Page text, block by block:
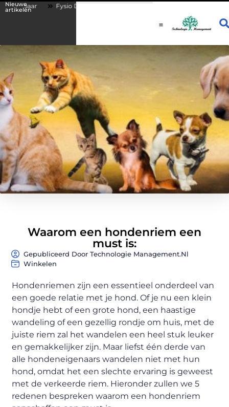
Nieuwe
artikelenFysio Drachten: persoonlijke begeleiding bij lichamelijke klachten
Waarom een hondenriem een
must is:
Gepubliceerd Door Technologie Management.nl
Winkelen
Hondenriemen zijn een essentieel onderdeel van
een goede relatie met je hond. Of je nu een klein
hondje hebt of een grote hond, een haastige
wandeling of een gezellig rondje om huis, met de
juiste riem zal het wandelen een heel stuk leuker
en gemakkelijker zijn. Maar liefst één derde van
alle hondeneigenaars wandelen niet met hun
hond, omdat het een slechte ervaring is geweest
met de verkeerde riem. Hieronder zullen we 5
redenen bespreken waarom een hondenriem